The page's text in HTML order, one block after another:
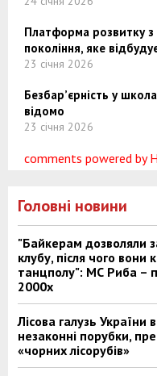
Платформа розвитку з
покоління, яке
23 січня 2026
Безбар’єрність у
відомо
23 січня 2026
comments powered by
Головні новини
"Байкерам дозволяли
клубу, після чого вони
танцполу": МС Риба –
2000х
Лісова галузь України
незаконні порубки,
«чорних лісорубів»